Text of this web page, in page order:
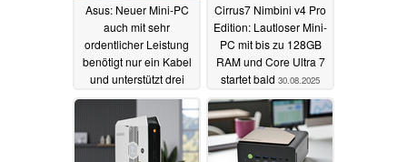
Asus: Neuer Mini-PC
auch mit sehr
ordentlicher Leistung
benötigt nur ein Kabel
und unterstützt drei
Speicher18.09.2025
Cirrus7 Nimbini v4 Pro
Edition: Lautloser Mini-
PC mit bis zu 128GB
RAM und Core Ultra 7
startet bald 30.08.2025